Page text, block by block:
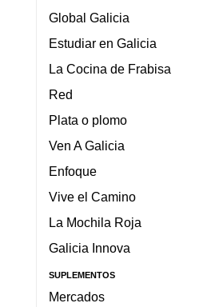
Global Galicia
Estudiar en Galicia
La Cocina de Frabisa
Red
Plata o plomo
Ven A Galicia
Enfoque
Vive el Camino
La Mochila Roja
Galicia Innova
SUPLEMENTOS
Mercados